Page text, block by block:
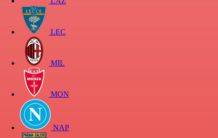
LEC
MIL
MON
NAP